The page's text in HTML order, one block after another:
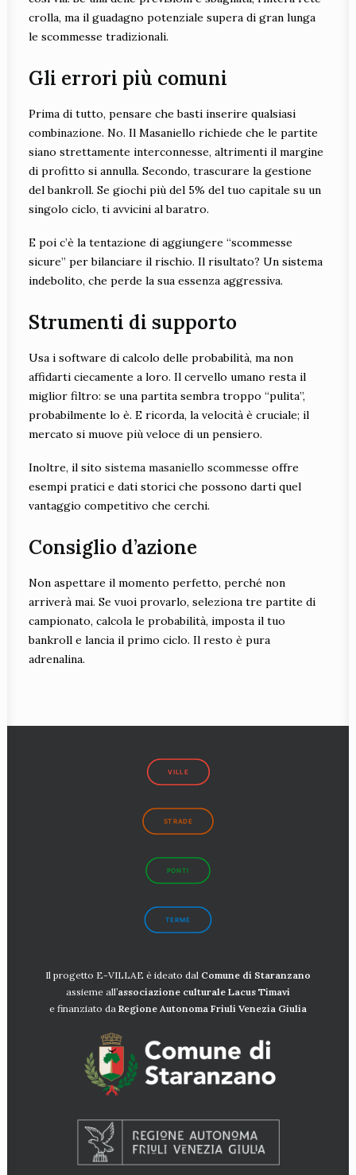
crolla, ma il guadagno potenziale supera di gran lunga
le scommesse tradizionali.
Gli errori più comuni
Prima di tutto, pensare che basti inserire qualsiasi
combinazione. No. Il Masaniello richiede che le partite
siano strettamente interconnesse, altrimenti il margine
di profitto si annulla. Secondo, trascurare la gestione
del bankroll. Se giochi più del 5% del tuo capitale su un
singolo ciclo, ti avvicini al baratro.
E poi c’è la tentazione di aggiungere “scommesse
sicure” per bilanciare il rischio. Il risultato? Un sistema
indebolito, che perde la sua essenza aggressiva.
Strumenti di supporto
Usa i software di calcolo delle probabilità, ma non
affidarti ciecamente a loro. Il cervello umano resta il
miglior filtro: se una partita sembra troppo “pulita”,
probabilmente lo è. E ricorda, la velocità è cruciale; il
mercato si muove più veloce di un pensiero.
Inoltre, il sito sistema masaniello scommesse offre
esempi pratici e dati storici che possono darti quel
vantaggio competitivo che cerchi.
Consiglio d’azione
Non aspettare il momento perfetto, perché non
arriverà mai. Se vuoi provarlo, seleziona tre partite di
campionato, calcola le probabilità, imposta il tuo
bankroll e lancia il primo ciclo. Il resto è pura
adrenalina.
VILLE
STRADE
PONTI
TERME
Il progetto E-VILLAE è ideato dal Comune di Staranzano
assieme all’associazione culturale Lacus Timavi
e finanziato da Regione Autonoma Friuli Venezia Giulia